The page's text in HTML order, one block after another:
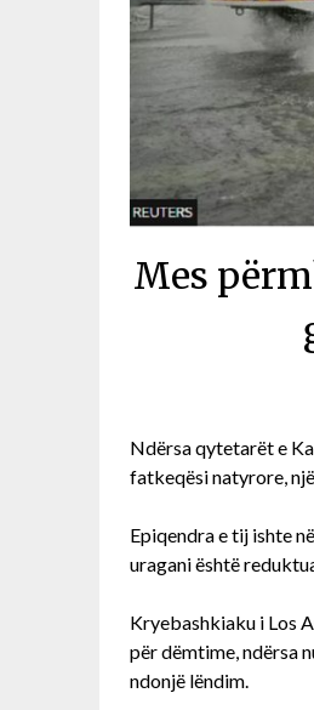
Mes
Ndërsa qytetarët e
fatkeqësi natyrore,
Epiqendra e tij ishte
uragani është
Kryebashkiaku i Los
për dëmtime, ndërsa
ndonjë lëndim.